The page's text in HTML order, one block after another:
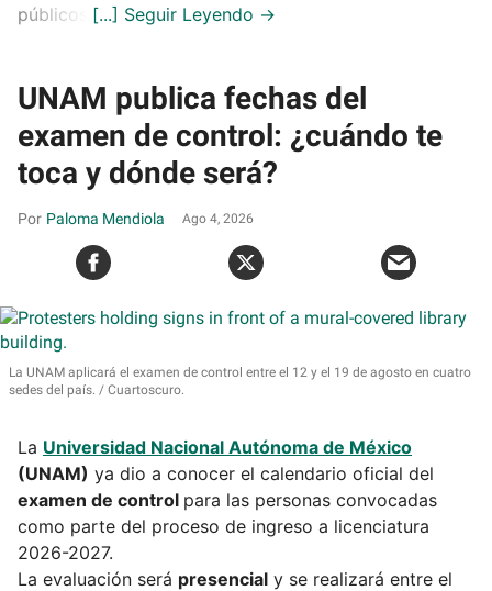
públicos.
UNAM publica fechas del
examen de control: ¿cuándo te
toca y dónde será?
Paloma Mendiola Ago 4, 2026
La UNAM aplicará el examen de control entre el 12 y el 19 de agosto en cuatro
sedes del país.
Cuartoscuro.
La Universidad Nacional Autónoma de México
(UNAM) ya dio a conocer el calendario oficial del
examen de control para las personas convocadas
como parte del proceso de ingreso a licenciatura
2026-2027.
La evaluación será presencial y se realizará entre el